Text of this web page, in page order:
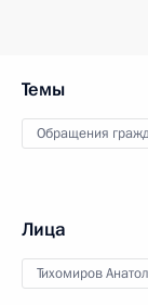
Темы
Обращения
Лица
Тихомиров